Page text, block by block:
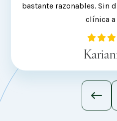
bastante razonables. Sin
clínica a